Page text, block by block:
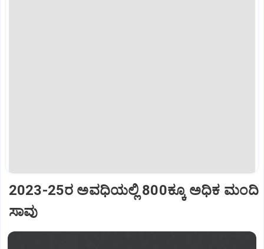
2023-25ರ ಅವಧಿಯಲ್ಲಿ 800ಕ್ಕೂ ಅಧಿಕ ಮಂದಿ
ಸಾವು